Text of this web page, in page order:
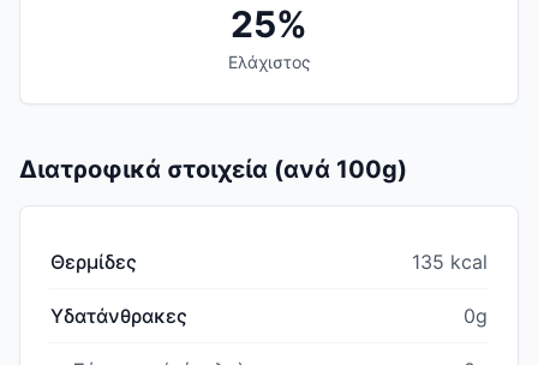
25%
Ελάχιστος
Διατροφικά στοιχεία (ανά 100g)
Θερμίδες 135 kcal
Υδατάνθρακες 0g